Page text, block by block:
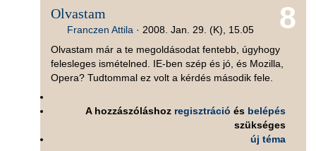
8
Olvastam
Franczen Attila ·2008. Jan. 29. (K), 15.05
Olvastam már a te megoldásodat fentebb, úgyhogy
felesleges ismételned. IE-ben szép és jó, és Mozilla,
Opera? Tudtommal ez volt a kérdés második fele.
A hozzászóláshoz regisztráció és belépés
szükséges
új téma